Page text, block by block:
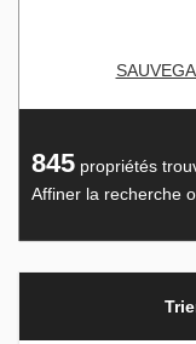
845 propriétés
Affiner la recherche